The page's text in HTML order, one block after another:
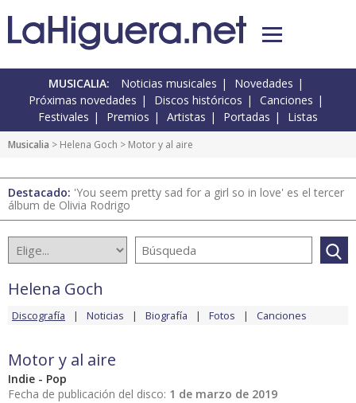
MUSICALIA: Noticias musicales
Novedades
Próximas novedades
Discos históricos
Canciones
Festivales
Premios Artistas Portadas Listas
Musicalia > Helena Goch > Motor y al aire
Destacado: 'You seem pretty sad for a girl so in love' es el tercer
álbum de Olivia Rodrigo
Helena Goch
Discografía Noticias Biografía Fotos Canciones
Motor y al aire
Indie - Pop
Fecha de publicación del disco: 1 de marzo de 2019